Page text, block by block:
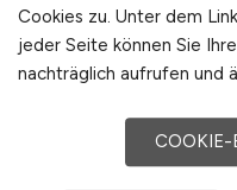
Cookies zu. Unter dem
jeder Seite können Sie
nachträglich aufrufen und
COOKIE-